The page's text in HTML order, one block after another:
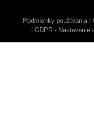
Podmienky používania
GDPR - Nastavenie